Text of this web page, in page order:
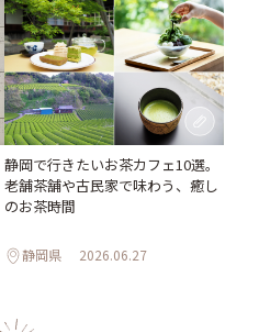
静岡で行きたいお茶カフェ10選。
老舗茶舗や古民家で味わう、癒し
のお茶時間
静岡県 2026.06.27